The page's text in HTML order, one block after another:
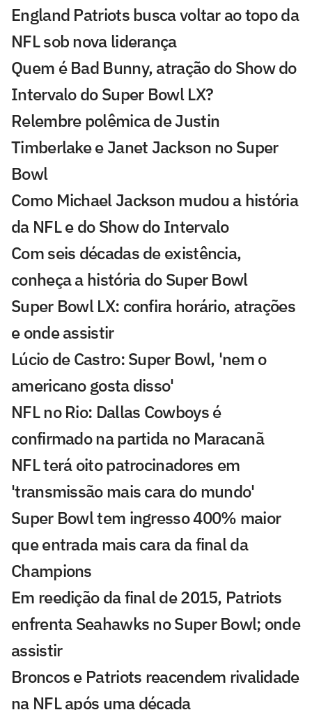
England Patriots busca voltar ao topo da
NFL sob nova liderança
Quem é Bad Bunny, atração do Show do
Intervalo do Super Bowl LX?
Relembre polêmica de Justin
Timberlake e Janet Jackson no Super
Bowl
Como Michael Jackson mudou a história
da NFL e do Show do Intervalo
Com seis décadas de existência,
conheça a história do Super Bowl
Super Bowl LX: confira horário, atrações
e onde assistir
Lúcio de Castro: Super Bowl, 'nem o
americano gosta disso'
NFL no Rio: Dallas Cowboys é
confirmado na partida no Maracanã
NFL terá oito patrocinadores em
'transmissão mais cara do mundo'
Super Bowl tem ingresso 400% maior
que entrada mais cara da final da
Champions
Em reedição da final de 2015, Patriots
enfrenta Seahawks no Super Bowl; onde
assistir
Broncos e Patriots reacendem rivalidade
na NFL após uma década